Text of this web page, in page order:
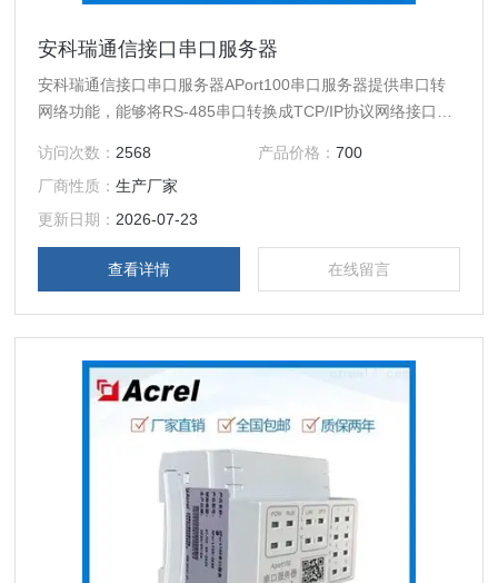
安科瑞通信接口串口服务器
安科瑞通信接口串口服务器APort100串口服务器提供串口转
网络功能，能够将RS-485串口转换成TCP/IP协议网络接口，
访问次数： 2568 产品价格： 700
厂商性质：生产厂家
更新日期： 2026-07-23
查看详情 在线留言